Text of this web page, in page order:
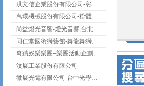
洪文信企業股份有限公司-彰化鋅合金鑄造,彰化五金加工,彰化五金配件
萬環機械股份有限公司-粉體塗裝設備,輸送機,輸送機設備,台南輸送機
尚益燈光音響-燈光音響,台北燈光音響,台北燈光音響出租
同仁堂國術獅藝館-舞龍舞獅,台中舞龍舞獅
奇蹟娛樂樂團–樂團活動企劃,台中樂團表演,台中婚禮樂團
汶展工業股份有限公司
微展光電有限公司-台中光學鍍膜,optical filter taiwan,台灣光學鍍膜